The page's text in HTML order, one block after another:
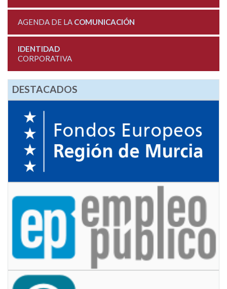
AGENDA DE LA COMUNICACIÓN
IDENTIDAD
CORPORATIVA
DESTACADOS